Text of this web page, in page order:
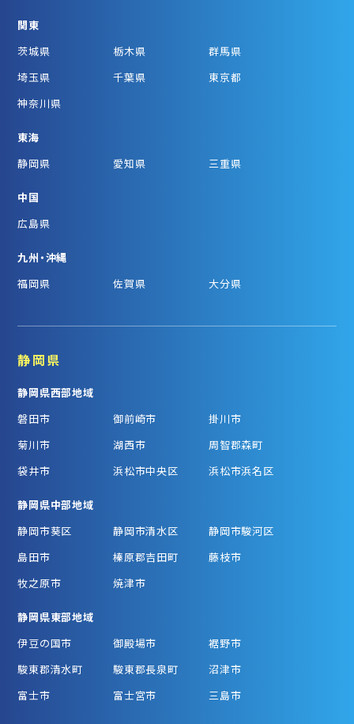
関東
茨城県
栃木県
群馬県
埼玉県
千葉県
東京都
神奈川県
東海
静岡県
愛知県 三重県
中国
広島県
九州・沖縄
福岡県
佐賀県 大分県
静岡県
静岡県西部地域
磐田市
御前崎市
掛川市
菊川市
湖西市
周智郡森町
袋井市
浜松市中央区 浜松市浜名区
静岡県中部地域
静岡市葵区
静岡市清水区
静岡市駿河区
島田市
榛原郡吉田町
藤枝市
牧之原市
焼津市
静岡県東部地域
伊豆の国市
御殿場市
裾野市
駿東郡清水町
駿東郡長泉町
沼津市
富士市
富士宮市 三島市